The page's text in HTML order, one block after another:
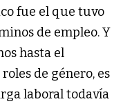
fue el que tuvo
de empleo. Y
hasta el
de género, es
laboral todavía